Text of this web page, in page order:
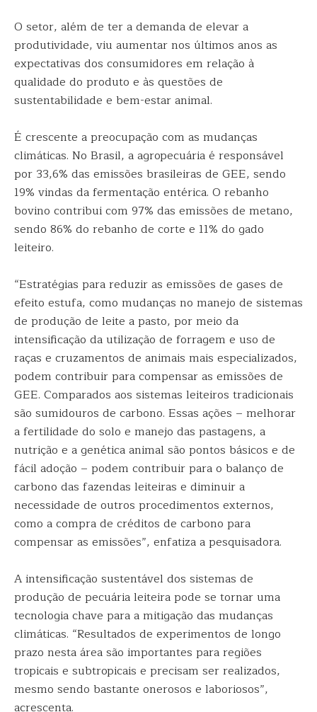
O setor, além de ter a demanda de elevar a
produtividade, viu aumentar nos últimos anos as
expectativas dos consumidores em relação à
qualidade do produto e às questões de
sustentabilidade e bem-estar animal.
É crescente a preocupação com as mudanças
climáticas. No Brasil, a agropecuária é responsável
por 33,6% das emissões brasileiras de GEE, sendo
19% vindas da fermentação entérica. O rebanho
bovino contribui com 97% das emissões de metano,
sendo 86% do rebanho de corte e 11% do gado
leiteiro.
“Estratégias para reduzir as emissões de gases de
efeito estufa, como mudanças no manejo de sistemas
de produção de leite a pasto, por meio da
intensificação da utilização de forragem e uso de
raças e cruzamentos de animais mais especializados,
podem contribuir para compensar as emissões de
GEE. Comparados aos sistemas leiteiros tradicionais
são sumidouros de carbono. Essas ações – melhorar
a fertilidade do solo e manejo das pastagens, a
nutrição e a genética animal são pontos básicos e de
fácil adoção – podem contribuir para o balanço de
carbono das fazendas leiteiras e diminuir a
necessidade de outros procedimentos externos,
como a compra de créditos de carbono para
compensar as emissões”, enfatiza a pesquisadora.
A intensificação sustentável dos sistemas de
produção de pecuária leiteira pode se tornar uma
tecnologia chave para a mitigação das mudanças
climáticas. “Resultados de experimentos de longo
prazo nesta área são importantes para regiões
tropicais e subtropicais e precisam ser realizados,
mesmo sendo bastante onerosos e laboriosos”,
acrescenta.